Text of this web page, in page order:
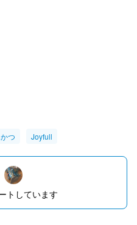
つ Joyfull
トしています